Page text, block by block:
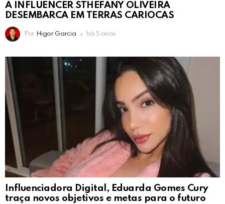
A INFLUENCER STHEFANY OLIVEIRA
DESEMBARCA EM TERRAS CARIOCAS
Por Higor Garcia há 5 anos
Influenciadora Digital, Eduarda Gomes Cury
traça novos objetivos e metas para o futuro